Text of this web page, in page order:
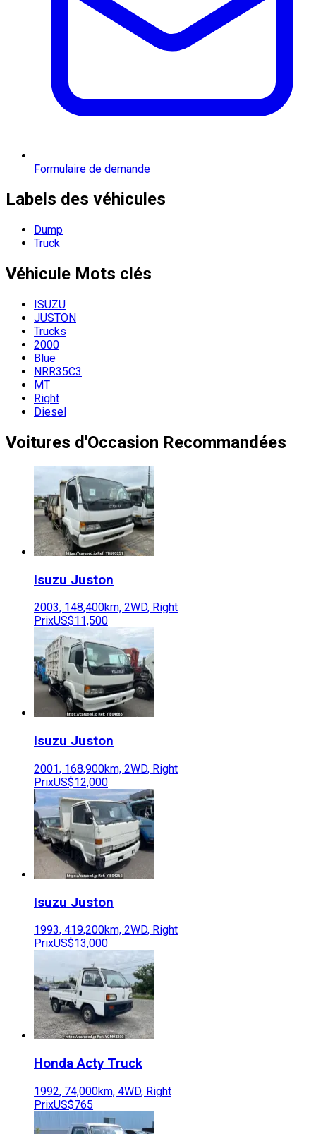
Formulaire de demande
Labels des véhicules
Dump
Truck
Véhicule Mots clés
ISUZU
JUSTON
Trucks
2000
Blue
NRR35C3
MT
Right
Diesel
Voitures d'Occasion Recommandées
Isuzu Juston
2003, 148,400km, 2WD, Right
PrixUS$11,500
Isuzu Juston
2001, 168,900km, 2WD, Right
PrixUS$12,000
Isuzu Juston
1993, 419,200km, 2WD, Right
PrixUS$13,000
Honda Acty Truck
1992, 74,000km, 4WD, Right
PrixUS$765